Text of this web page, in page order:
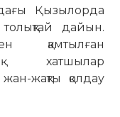
Қызылорда
дайын.
қамтылған
хатшылар
жақты қолдау